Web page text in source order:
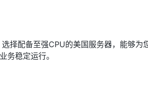
择配备至强CPU的美国服务器，能够为
务稳定运行。